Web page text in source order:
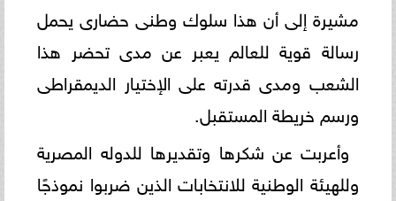
مشيرة إلى أن هذا سلوك وطنى حضارى يحمل
رسالة قوية للعالم يعبر عن مدى تحضر هذا
الشعب ومدى قدرته على الإختيار الديمقراطى
ورسم خريطة المستقبل.
وأعربت عن شكرها وتقديرها للدوله المصرية
وللهيئة الوطنية للانتخابات الذين ضربوا نموذجًا